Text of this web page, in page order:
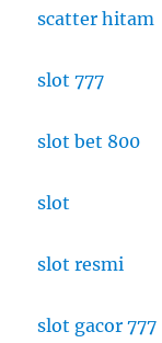
scatter hitam
slot 777
slot bet 800
slot
slot resmi
slot gacor 777